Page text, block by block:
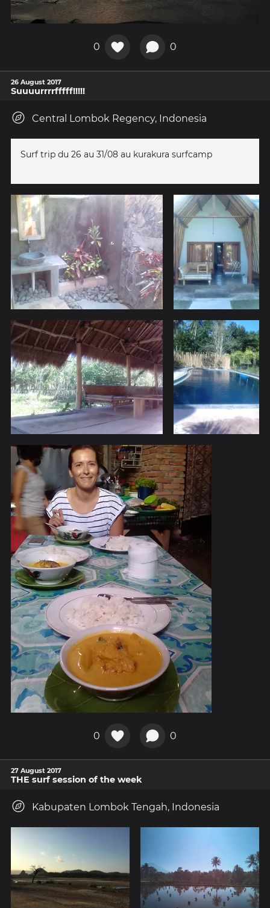
0 0
26 August 2017
Suuuurrrrfffff!!!!!
Central Lombok Regency, Indonesia
Surf trip du 26 au 31/08 au kurakura surfcamp
0 0
27 August 2017
THE surf session of the week
Kabupaten Lombok Tengah, Indonesia